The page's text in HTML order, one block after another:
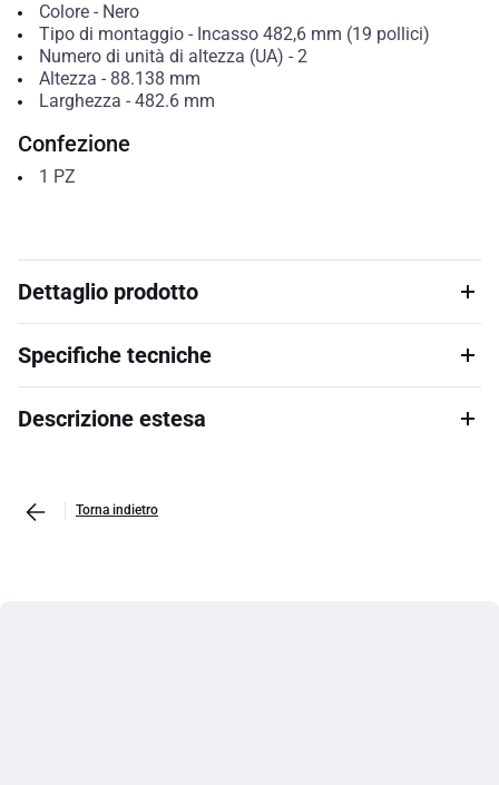
Colore- Nero
Tipo di montaggio- Incasso 482,6 mm (19 pollici)
Numero di unità di altezza (UA) - 2
Altezza - 88.138 mm
Larghezza - 482.6 mm
Confezione
1 PZ
Dettaglio prodotto
Specifiche tecniche
Descrizione estesa
Torna indietro